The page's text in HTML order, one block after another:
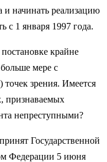
начинать реализацию
с 1 января 1997 года.
крайне
мере с
зрения. Имеется
признаваемых
непреступными?
Государственной
Федерации 5 июня